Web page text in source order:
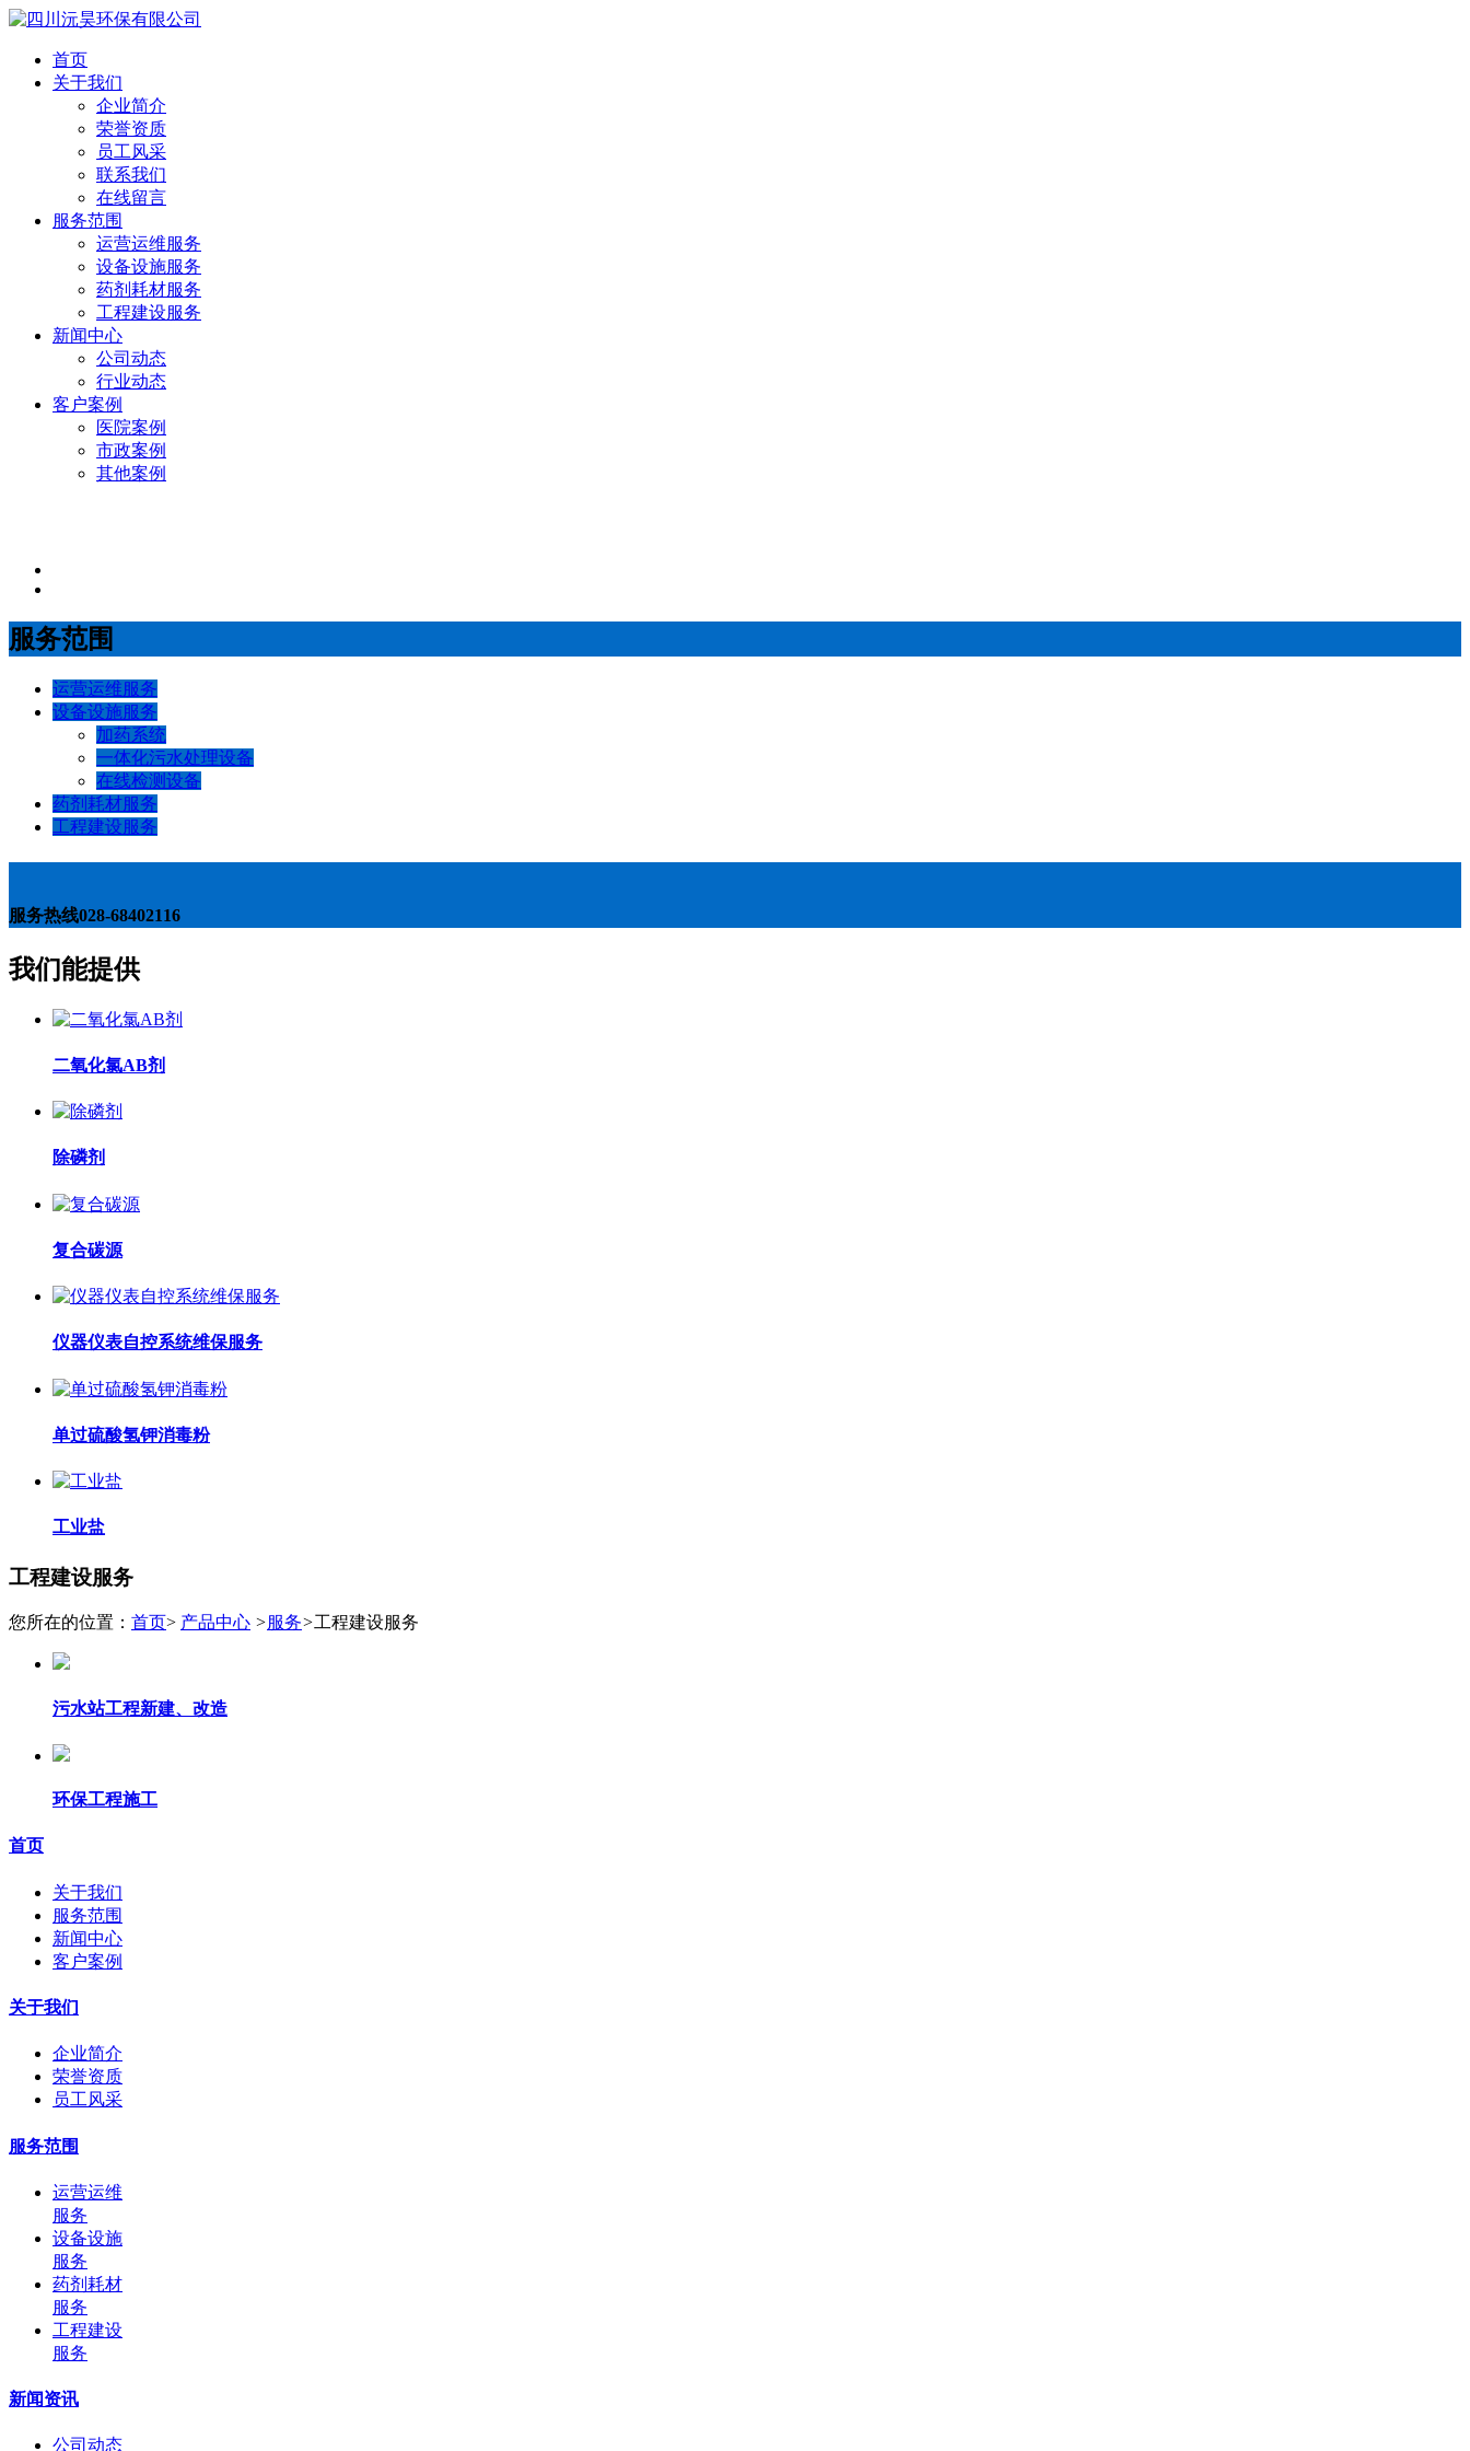
首页
关于我们
企业简介
荣誉资质
员工风采
联系我们
在线留言
服务范围
运营运维服务
设备设施服务
药剂耗材服务
工程建设服务
新闻中心
公司动态
行业动态
客户案例
医院案例
市政案例
其他案例
服务范围
运营运维服务
设备设施服务
加药系统
一体化污水处理设备
在线检测设备
药剂耗材服务
工程建设服务
服务热线028-68402116
我们能提供
二氧化氯AB剂
除磷剂
复合碳源
仪器仪表自控系统维保服务
单过硫酸氢钾消毒粉
工业盐
工程建设服务
您所在的位置： 首页> 产品中心 >服务>工程建设服务
污水站工程新建、改造
环保工程施工
首页
关于我们
服务范围
新闻中心
客户案例
关于我们
企业简介
荣誉资质
员工风采
服务范围
运营运维
服务
设备设施
服务
药剂耗材
服务
工程建设
服务
新闻资讯
公司动态